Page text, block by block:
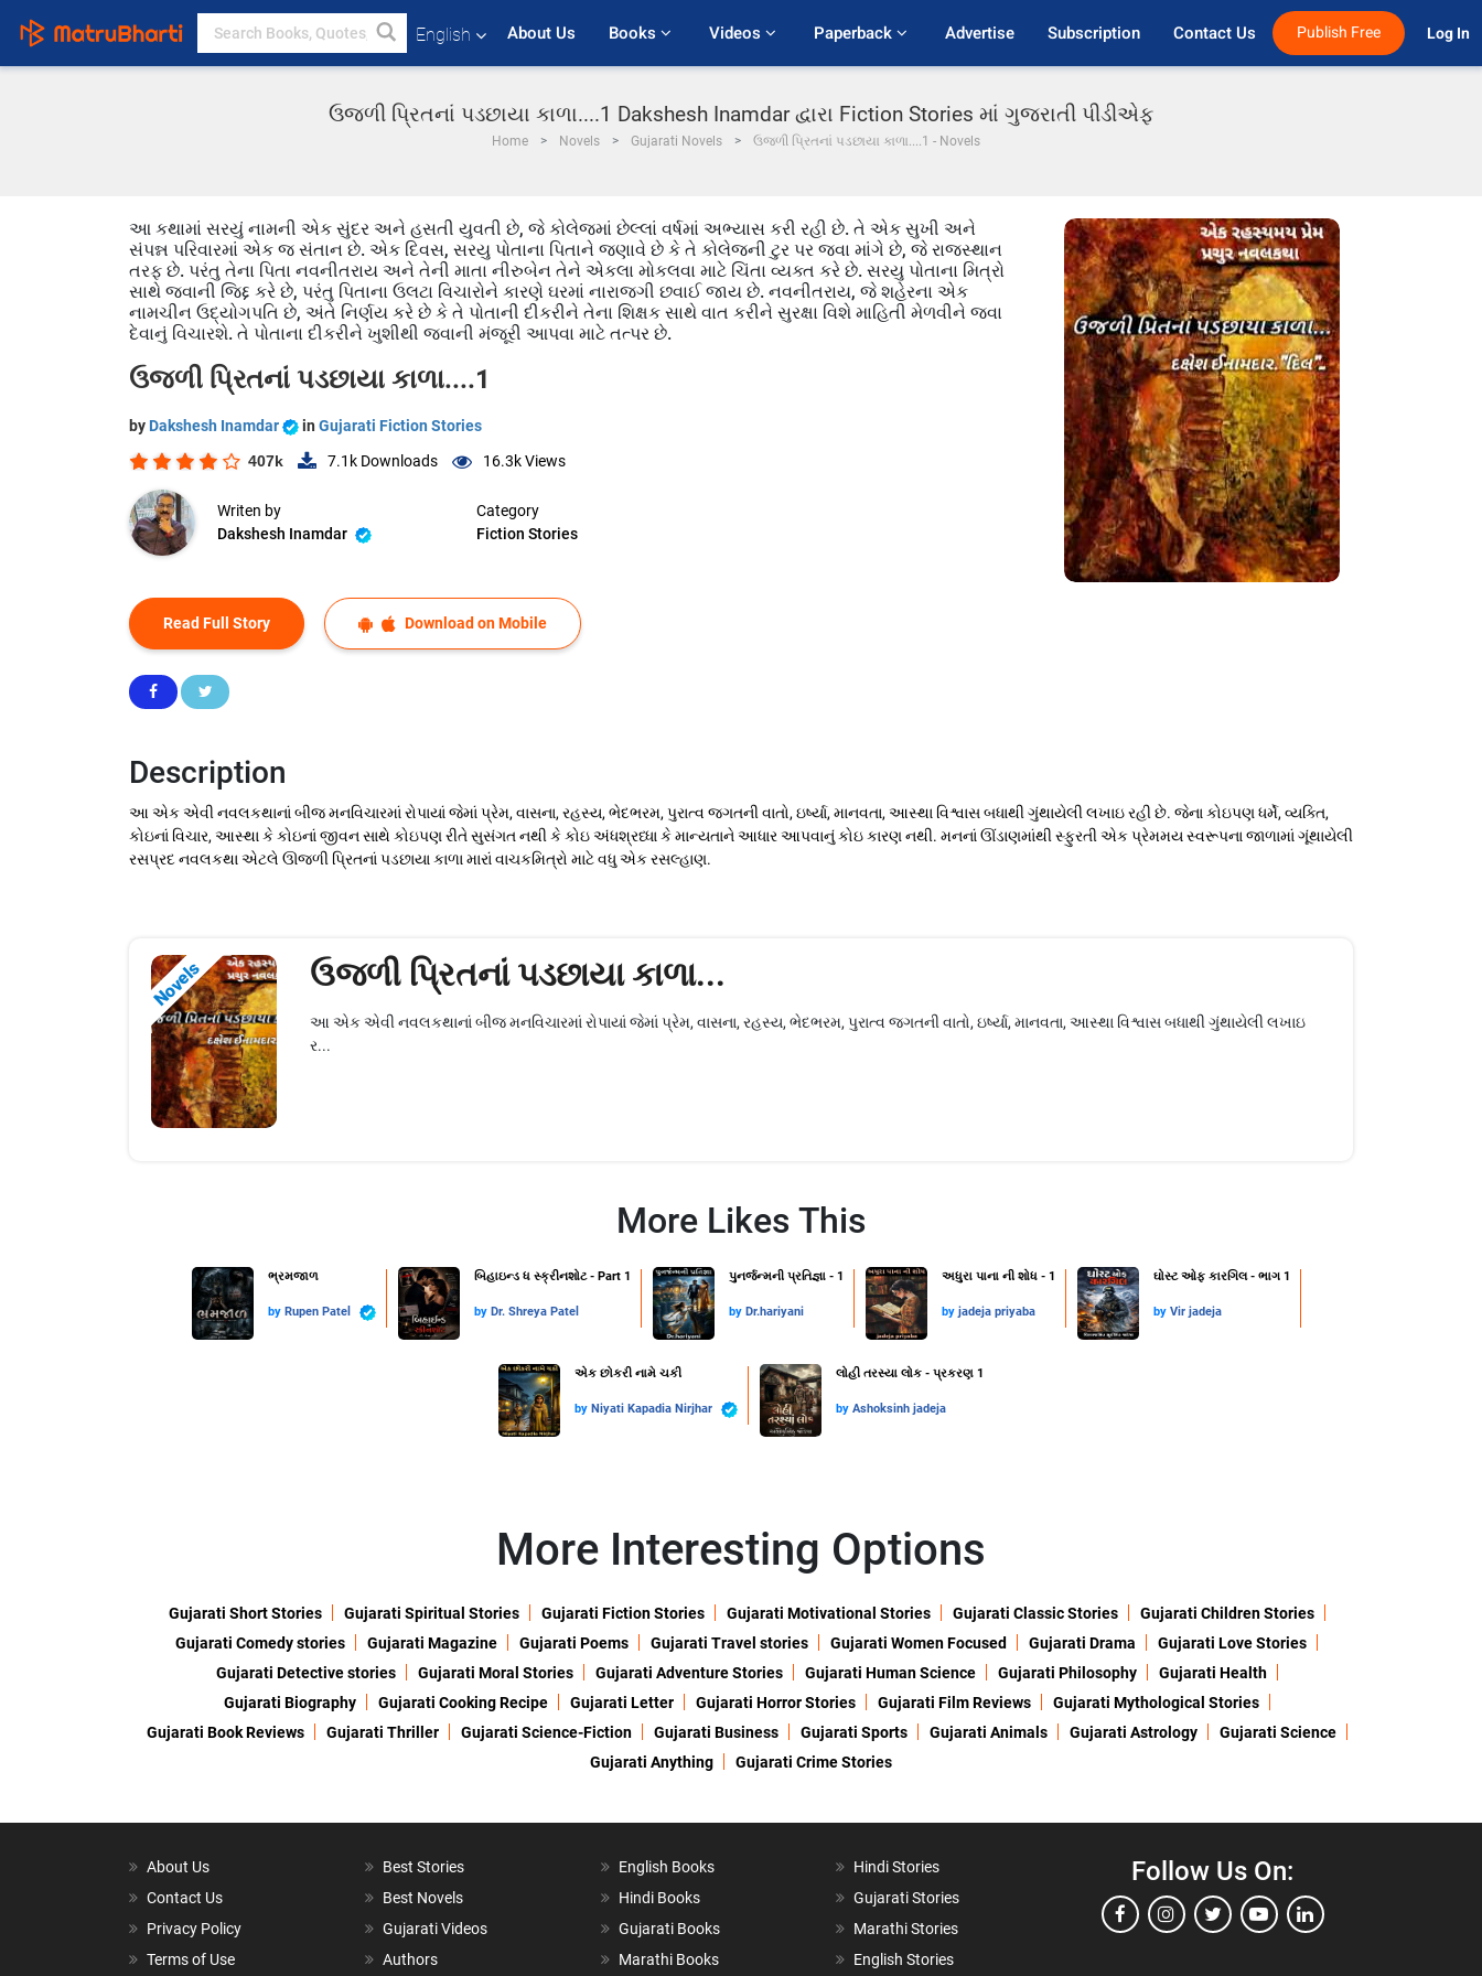
English About Us Books Videos Paperback Advertise Subscription Contact Us Publish Free Log In
ઉજળી પ્રિતનાં પડછાયા કાળા....1 Dakshesh Inamdar દ્વારા Fiction Stories માં ગુજરાતી પીડીએફ
Home Novels Gujarati Novels ઉજળી પ્રિતનાં પડછાયા કાળા....1 - Novels
આ કથામાં સરયું નામની એક સુંદર અને હસતી યુવતી છે, જે કોલેજમાં છેલ્લાં વર્ષમાં અભ્યાસ કરી રહી છે. તે એક સુખી અને
સંપન્ન પરિવારમાં એક જ સંતાન છે. એક દિવસ, સરયુ પોતાના પિતાને જણાવે છે કે તે કોલેજની ટુર પર જવા માંગે છે, જે રાજસ્થાન
તરફ છે. પરંતુ તેના પિતા નવનીતરાય અને તેની માતા નીરુબેન તેને એકલા મોકલવા માટે ચિંતા વ્યક્ત કરે છે. સરયુ પોતાના મિત્રો
સાથે જવાની જિદ્દ કરે છે, પરંતુ પિતાના ઉલટા વિચારોને કારણે ઘરમાં નારાજગી છવાઈ જાય છે. નવનીતરાય, જે શહેરના એક
નામચીન ઉદ્યોગપતિ છે, અંતે નિર્ણય કરે છે કે તે પોતાની દીકરીને તેના શિક્ષક સાથે વાત કરીને સુરક્ષા વિશે માહિતી મેળવીને જવા
દેવાનું વિચારશે. તે પોતાના દીકરીને ખુશીથી જવાની મંજૂરી આપવા માટે તત્પર છે.
ઉજળી પ્રિતનાં પડછાયા કાળા....1
by Dakshesh Inamdar in Gujarati Fiction Stories
407k 7.1k Downloads 16.3kViews
Writen by
Dakshesh Inamdar
Category
Fiction Stories
Read Full Story Download on Mobile
Description
આ એક એવી નવલકથાનાં બીજ મનવિચારમાં રોપાયાં જેમાં પ્રેમ, વાસના, રહસ્ય, ભેદભરમ, પુરાત્વ જગતની વાતો, ઇર્ષ્યા, માનવતા, આસ્થા વિશ્વાસ બધાથી ગુંથાયેલી લખાઇ રહી છે. જેના કોઇપણ ધર્મે, વ્યક્તિ,
કોઇનાં વિચાર, આસ્થા કે કોઇનાં જીવન સાથે કોઇપણ રીતે સુસંગત નથી કે કોઇ અંધશ્રધ્ધા કે માન્યતાને આધાર આપવાનું કોઇ કારણ નથી. મનનાં ઊંડાણમાંથી સ્ફુરતી એક પ્રેમમય સ્વરૂપના જાળામાં ગૂંથાયેલી
રસપ્રદ નવલકથા એટલે ઊજળી પ્રિતનાં પડછાયા કાળા મારાં વાચકમિત્રો માટે વધુ એક રસલ્હાણ.
Novels ઉજળી પ્રિતનાં પડછાયા કાળા...
આ એક એવી નવલકથાનાં બીજ મનવિચારમાં રોપાયાં જેમાં પ્રેમ, વાસના, રહસ્ય, ભેદભરમ, પુરાત્વ જગતની વાતો, ઇર્ષ્યા, માનવતા, આસ્થા વિશ્વાસ બધાથી ગુંથાયેલી લખાઇ
ર...
More Likes This
ભ્રમજાળ
by Rupen Patel
બિહાઇન્ડ ધ સ્ક્રીનશોટ - Part 1
by Dr. Shreya Patel
પુનર્જન્મની પ્રતિજ્ઞા - 1
by Dr.hariyani
અધુરા પાના ની શોધ - 1
by jadeja priyaba
ઘોસ્ટ ઓફ કારગિલ - ભાગ 1
by Vir jadeja
એક છોકરી નામે ચકી
by Niyati Kapadia Nirjhar
લોહી તરસ્યા લોક - પ્રકરણ 1
by Ashoksinh jadeja
More Interesting Options
Gujarati Short Stories Gujarati Spiritual Stories Gujarati Fiction Stories Gujarati Motivational Stories Gujarati Classic Stories
Gujarati Children Stories
Gujarati Comedy stories
Gujarati Magazine Gujarati Poems Gujarati Travel stories Gujarati Women Focused Gujarati Drama
Gujarati Love Stories
Gujarati Detective stories
Gujarati Moral Stories Gujarati Adventure Stories Gujarati Human Science Gujarati Philosophy
Gujarati Health
Gujarati Biography
Gujarati Cooking Recipe Gujarati Letter Gujarati Horror Stories Gujarati Film Reviews
Gujarati Mythological Stories
Gujarati Book Reviews
Gujarati Thriller Gujarati Science-Fiction Gujarati Business Gujarati Sports Gujarati Animals Gujarati Astrology
Gujarati Science
Gujarati Anything
Gujarati Crime Stories
About Us
Contact Us
Privacy Policy
Terms of Use
Best Stories
Best Novels
Gujarati Videos
Authors
English Books
Hindi Books
Gujarati Books
Marathi Books
Hindi Stories
Gujarati Stories
Marathi Stories
English Stories
Follow Us On: